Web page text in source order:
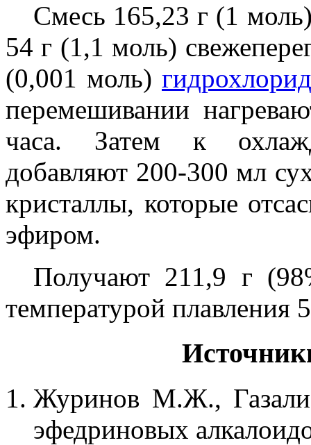
Смесь 165,23 г (1
54 г (1,1 моль)
(0,001 моль)
перемешивании
часа. Затем к
добавляют 200-300 мл
кристаллы, которые
эфиром.
Получают 211,9 г
температурой плавления
Журинов М.Ж.,
эфедриновых